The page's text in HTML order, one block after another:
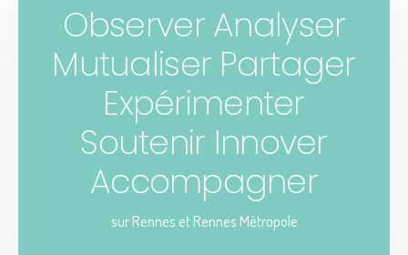
Observer Analyser
Mutualiser Partager
Expérimenter
Soutenir Innover
Accompagner
sur Rennes et Rennes Métropole